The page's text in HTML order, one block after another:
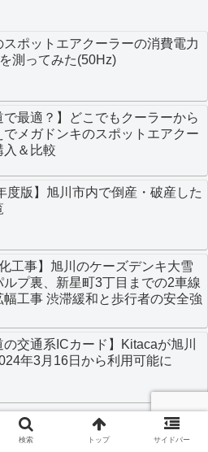
スポットエアクーラーの消費電力
測ってみた(50Hz)
で最適？】どこでもクーラーから
でメガドンキのスポットエアクー
入＆比較
度版】旭川市内で倒産・破産した
化工事】旭川のケーズデンキ大雪
ルプ裏、新星町3丁目までの2車線
幅工事 渋滞緩和と歩行者の安全強
の交通系ICカード】Kitacaが旭川
年3月16日から利用可能に
検索 トップ サイドバー